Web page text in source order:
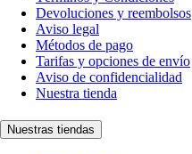
Devoluciones y reembolsos
Aviso legal
Métodos de pago
Tarifas y opciones de envío
Aviso de confidencialidad
Nuestra tienda
Nuestras tiendas